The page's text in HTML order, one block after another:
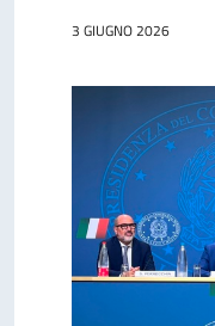
3 GIUGNO 2026